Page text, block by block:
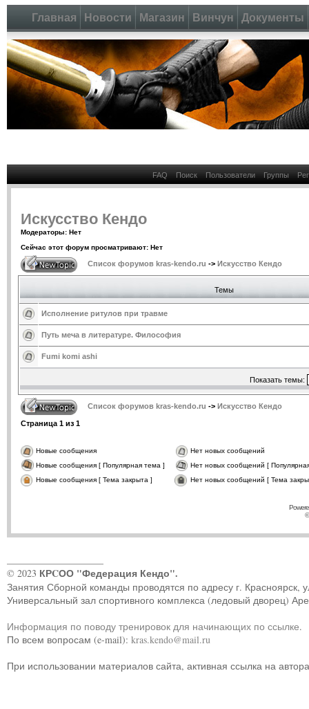
Главная Новости Магазин Винчун Документы
FAQ Поиск Пользователи Группы
Искусство Кендо
Модераторы: Нет
Сейчас этот форум просматривают: Нет
Список форумов kras-kendo.ru -> Искусство Кендо
Темы
Исполнение ритулов при травме
Путь меча в литературе. Философия
Fumi komi ashi
Показать темы:
Список форумов kras-kendo.ru -> Искусство Кендо
Страница 1 из 1
Новые сообщения
Нет новых сообщений
Новые сообщения [ Популярная тема ]
Нет новых сообщений [
Новые сообщения [ Тема закрыта ]
Нет новых сообщений [ Тема
© 2023 КРCОО "Федерация Кендо".
Занятия Сборной команды проводятся по адресу г. Красноярск,
Универсальный зал спортивного комплекса (ледовый дворец)
Информация по поводу тренировок для начинающих по ссылке.
По всем вопросам (e-mail): kras.kendo@mail.ru
При использовании материалов сайта, активная ссылка на